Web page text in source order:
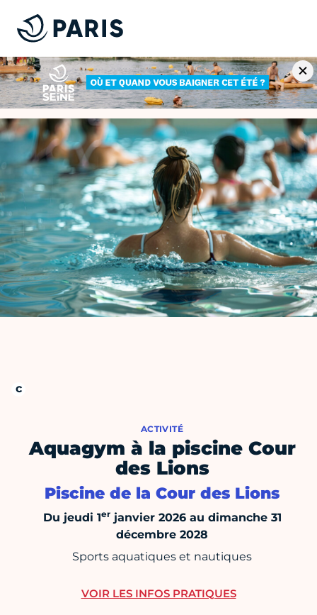
ACTIVITÉ
Aquagym à la piscine Cour
des Lions
Piscine de la Cour des Lions
Du jeudi 1erjanvier 2026 au dimanche 31
décembre 2028
Sports aquatiques et nautiques
VOIR LES INFOS PRATIQUES